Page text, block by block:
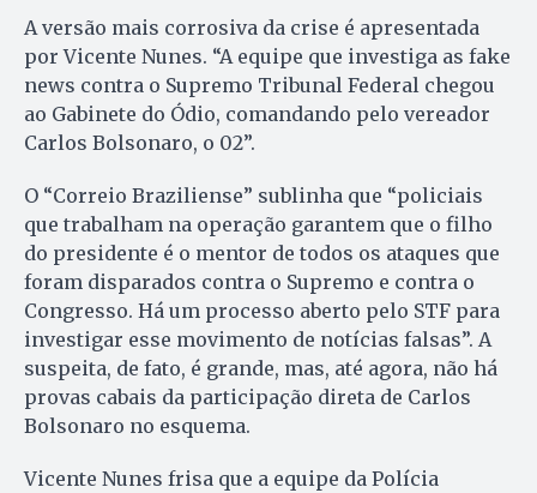
A versão mais corrosiva da crise é apresentada
por Vicente Nunes. “A equipe que investiga as fake
news contra o Supremo Tribunal Federal chegou
ao Gabinete do Ódio, comandando pelo vereador
Carlos Bolsonaro, o 02”.
O “Correio Braziliense” sublinha que “policiais
que trabalham na operação garantem que o filho
do presidente é o mentor de todos os ataques que
foram disparados contra o Supremo e contra o
Congresso. Há um processo aberto pelo STF para
investigar esse movimento de notícias falsas”. A
suspeita, de fato, é grande, mas, até agora, não há
provas cabais da participação direta de Carlos
Bolsonaro no esquema.
Vicente Nunes frisa que a equipe da Polícia